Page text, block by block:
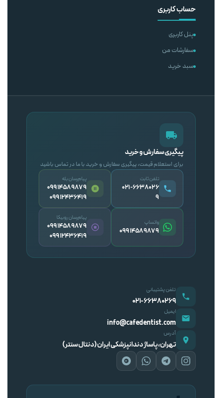
حساب کاربری
پنل کاربری
سفارشات من
سبد خرید
پیگیری سفارش و خرید
برای استعلام قیمت، پیگیری سفارش و خرید با ما در تماس باشید
تلفن ثابت
۰۲۱-۶۶۳۸۰۲۶
۹
پیام‌رسان بله
09914589879
09912436419
واتساپ
09914589879
پیام‌رسان روبیکا
09914589879
09912436419
تلفن پشتیبانی
۰۲۱-۶۶۳۸۰۲۶۹
ایمیل
info@cafedentist.com
آدرس
تهران، پاساژ دندانپزشکی ایران (دنتال سنتر)